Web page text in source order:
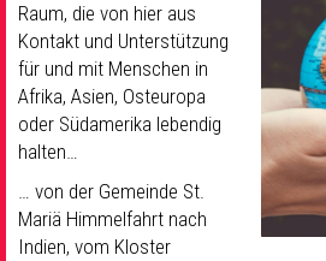
Gemeinschaft & Soziales
Musik & Kultur
Seelsorge & Kontakt
Raum, die von hier aus
Kontakt und Unterstützung
für und mit Menschen in
Afrika, Asien, Osteuropa
oder Südamerika lebendig
halten…
… von der Gemeinde St.
Mariä Himmelfahrt nach
Indien, vom Kloster